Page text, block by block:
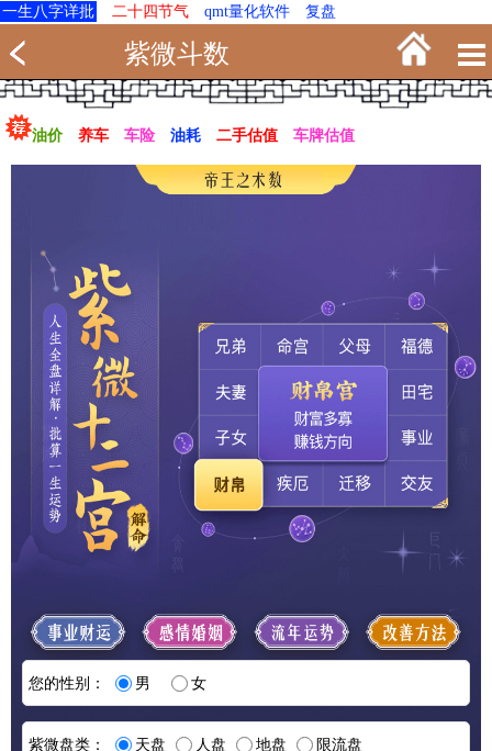
一生八字详批 二十四节气 qmt量化软件 复盘
紫微斗数
油价 养车 车险 油耗 二手估值 车牌估值
您的性别： 男 女
紫微盘类： 天盘 人盘 地盘 限流盘